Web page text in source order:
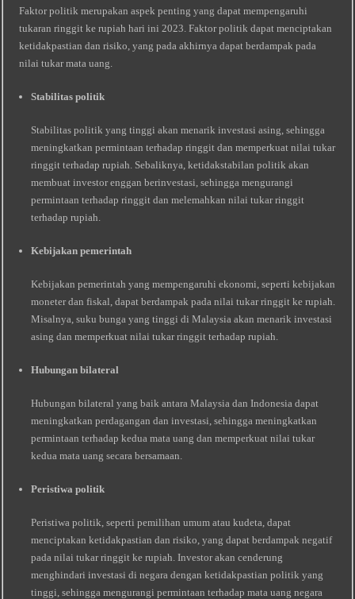
Faktor politik merupakan aspek penting yang dapat mempengaruhi
tukaran ringgit ke rupiah hari ini 2023. Faktor politik dapat menciptakan
ketidakpastian dan risiko, yang pada akhirnya dapat berdampak pada
nilai tukar mata uang.
Stabilitas politik
Stabilitas politik yang tinggi akan menarik investasi asing, sehingga
meningkatkan permintaan terhadap ringgit dan memperkuat nilai tukar
ringgit terhadap rupiah. Sebaliknya, ketidakstabilan politik akan
membuat investor enggan berinvestasi, sehingga mengurangi
permintaan terhadap ringgit dan melemahkan nilai tukar ringgit
terhadap rupiah.
Kebijakan pemerintah
Kebijakan pemerintah yang mempengaruhi ekonomi, seperti kebijakan
moneter dan fiskal, dapat berdampak pada nilai tukar ringgit ke rupiah.
Misalnya, suku bunga yang tinggi di Malaysia akan menarik investasi
asing dan memperkuat nilai tukar ringgit terhadap rupiah.
Hubungan bilateral
Hubungan bilateral yang baik antara Malaysia dan Indonesia dapat
meningkatkan perdagangan dan investasi, sehingga meningkatkan
permintaan terhadap kedua mata uang dan memperkuat nilai tukar
kedua mata uang secara bersamaan.
Peristiwa politik
Peristiwa politik, seperti pemilihan umum atau kudeta, dapat
menciptakan ketidakpastian dan risiko, yang dapat berdampak negatif
pada nilai tukar ringgit ke rupiah. Investor akan cenderung
menghindari investasi di negara dengan ketidakpastian politik yang
tinggi, sehingga mengurangi permintaan terhadap mata uang negara